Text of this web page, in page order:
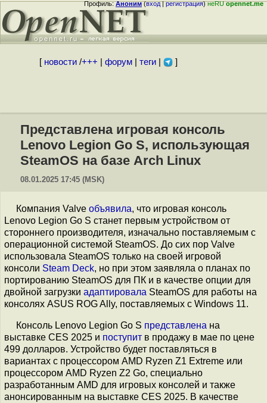
Профиль:Аноним(вход|регистрация)неRUopennet.me
[ новости/+++ форум| теги| ]
Представлена игровая консоль
Lenovo Legion Go S, использующая
SteamOS на базе Arch Linux
08.01.2025 17:45 (MSK)
Компания Valve объявила, что игровая консоль
Lenovo Legion Go S станет первым устройством от
стороннего производителя, изначально поставляемым с
операционной системой SteamOS. До сих пор Valve
использовала SteamOS только на своей игровой
консоли Steam Deck, но при этом заявляла о планах по
портированию SteamOS для ПК и в качестве опции для
двойной загрузки адаптировала SteamOS для работы на
консолях ASUS ROG Ally, поставляемых с Windows 11.
Консоль Lenovo Legion Go S представлена на
выставке CES 2025 и поступит в продажу в мае по цене
499 долларов. Устройство будет поставляться в
вариантах c процессором AMD Ryzen Z1 Extreme или
процессором AMD Ryzen Z2 Go, специально
разработанным AMD для игровых консолей и также
анонсированным на выставке CES 2025. В качестве